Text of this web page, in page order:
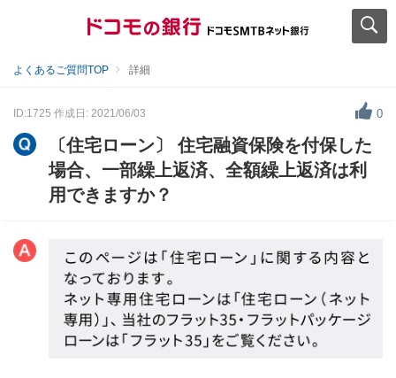
よくあるご質問TOP 詳細
ID:1725 作成日: 2021/06/03 0
〔住宅ローン〕 住宅融資保険を付保した
場合、一部繰上返済、全額繰上返済は利
用できますか？